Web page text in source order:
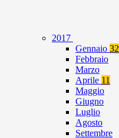
2017
Gennaio 32
Febbraio
Marzo
Aprile 11
Maggio
Giugno
Luglio
Agosto
Settembre